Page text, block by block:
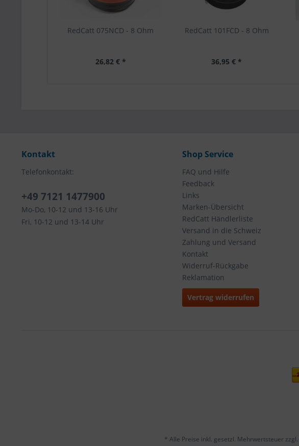
RedCatt 075NCD - 8 Ohm
26,82 € *
RedCatt 101FCD - 8 Ohm
36,95 € *
Kontakt
Telefonkontakt:
+49 7121 1477900
Mo-Do, 10-12 und 13-16 Uhr
Fri, 10-12 und 13-14 Uhr
Shop Service
FAQ und Hilfe
Feedback
Links
Marken-Übersicht
RedCatt Händlerliste
Versand in die Schweiz
Zahlung und Versand
Kontakt
Widerruf-Rückgabe
Reklamation
Vertrag widerrufen
* Alle Preise inkl. gesetzl. Mehrwertsteuer zzgl.